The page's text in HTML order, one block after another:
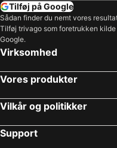
Tilføj på Google
Sådan finder du nemt vores
Tilføj trivago som foretrukken kilde
Google.
Virksomhed
Vores produkter
Vilkår og politikker
Support